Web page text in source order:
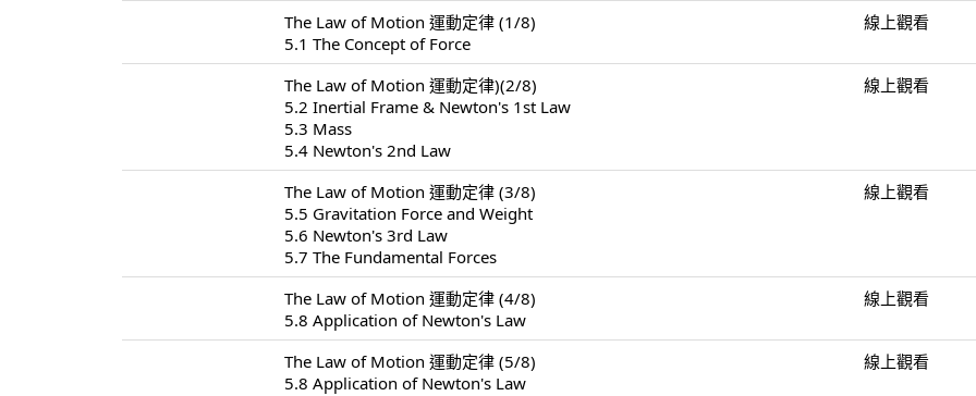
The Law of Motion 運動定律 (1/8)
5.1 The Concept of Force
線上觀看
The Law of Motion 運動定律)(2/8)
5.2 Inertial Frame & Newton's 1st Law
5.3 Mass
5.4 Newton's 2nd Law
線上觀看
The Law of Motion 運動定律 (3/8)
5.5 Gravitation Force and Weight
5.6 Newton's 3rd Law
5.7 The Fundamental Forces
線上觀看
The Law of Motion 運動定律 (4/8)
5.8 Application of Newton's Law
線上觀看
The Law of Motion 運動定律 (5/8)
5.8 Application of Newton's Law
線上觀看